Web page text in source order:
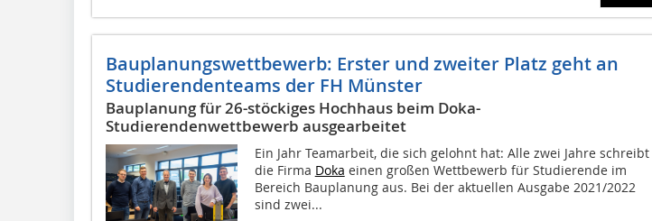
Bauplanungswettbewerb: Erster und zweiter Platz geht an
Studierendenteams der FH Münster
Bauplanung für 26-stöckiges Hochhaus beim Doka-
Studierendenwettbewerb ausgearbeitet
Ein Jahr Teamarbeit, die sich gelohnt hat: Alle zwei Jahre schreibt
die Firma Doka einen großen Wettbewerb für Studierende im
Bereich Bauplanung aus. Bei der aktuellen Ausgabe 2021/2022
sind zwei...